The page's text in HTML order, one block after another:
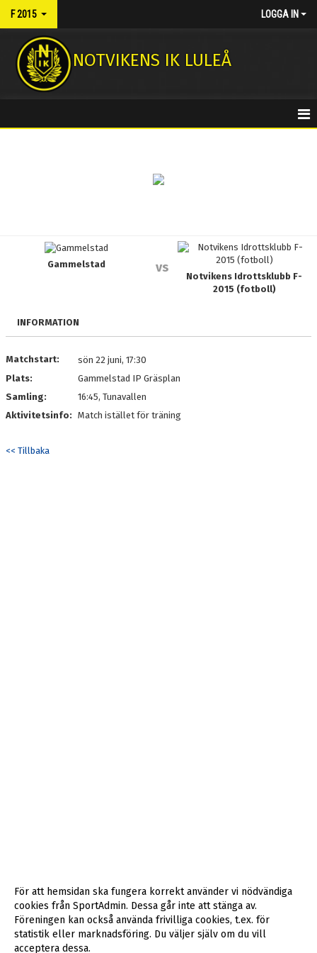
F 2015 LOGGA IN
NOTVIKENS IK LULEÅ
TRUPPEN
DOKUMENT
KONTAKT
Gammelstad vs
Notvikens Idrottsklubb F-
2015 (fotboll)
INFORMATION
Matchstart:
sön 22 juni, 17:30
Plats:
Gammelstad IP Gräsplan
Samling:
16:45, Tunavallen
Aktivitetsinfo: Match istället för träning
<< Tillbaka
För att hemsidan ska fungera korrekt använder vi nödvändiga
cookies från SportAdmin. Dessa går inte att stänga av.
Föreningen kan också använda frivilliga cookies, t.ex. för
statistik eller marknadsföring. Du väljer själv om du vill
acceptera dessa.